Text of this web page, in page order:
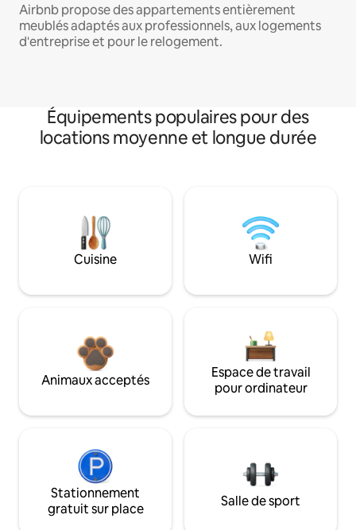
Airbnb propose des appartements entièrement
meublés adaptés aux professionnels, aux logements
d'entreprise et pour le relogement.
Équipements populaires pour des
locations moyenne et longue durée
Cuisine Wifi
Animaux acceptés
Espace de travail
pour ordinateur
Stationnement
gratuit sur place
Salle de sport